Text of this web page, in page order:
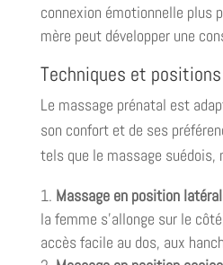
connexion émotionnelle plus
mère peut développer une
Techniques et
Le massage prénatal est
son confort et de ses
tels que le massage
Massage en position
la femme s’allonge sur le
accès facile au dos, aux